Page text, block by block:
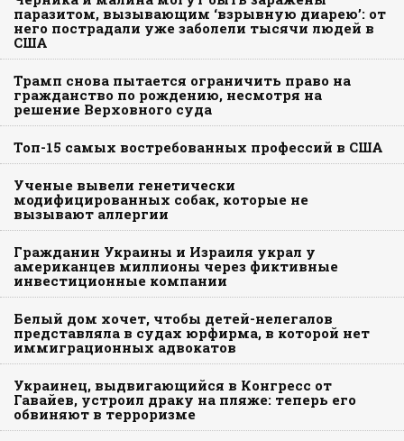
паразитом, вызывающим ‘взрывную диарею’: от
него пострадали уже заболели тысячи людей в
США
Трамп снова пытается ограничить право на
гражданство по рождению, несмотря на
решение Верховного суда
Топ-15 самых востребованных профессий в США
Ученые вывели генетически
модифицированных собак, которые не
вызывают аллергии
Гражданин Украины и Израиля украл у
американцев миллионы через фиктивные
инвестиционные компании
Белый дом хочет, чтобы детей-нелегалов
представляла в судах юрфирма, в которой нет
иммиграционных адвокатов
Украинец, выдвигающийся в Конгресс от
Гавайев, устроил драку на пляже: теперь его
обвиняют в терроризме